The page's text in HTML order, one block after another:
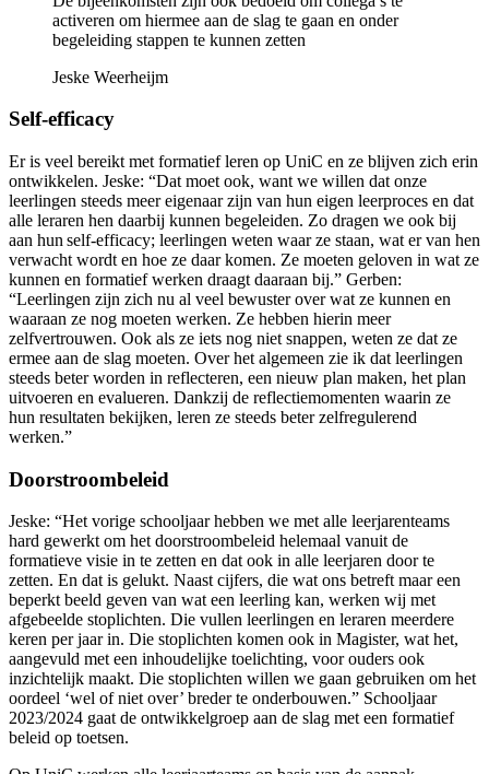
activeren om hiermee aan de slag te gaan en onder
begeleiding stappen te kunnen zetten
Jeske Weerheijm
Self-efficacy
Er is veel bereikt met formatief leren op UniC en ze blijven zich erin
ontwikkelen. Jeske: “Dat moet ook, want we willen dat onze
leerlingen steeds meer eigenaar zijn van hun eigen leerproces en dat
alle leraren hen daarbij kunnen begeleiden. Zo dragen we ook bij
aan hun self-efficacy; leerlingen weten waar ze staan, wat er van hen
verwacht wordt en hoe ze daar komen. Ze moeten geloven in wat ze
kunnen en formatief werken draagt daaraan bij.” Gerben:
“Leerlingen zijn zich nu al veel bewuster over wat ze kunnen en
waaraan ze nog moeten werken. Ze hebben hierin meer
zelfvertrouwen. Ook als ze iets nog niet snappen, weten ze dat ze
ermee aan de slag moeten. Over het algemeen zie ik dat leerlingen
steeds beter worden in reflecteren, een nieuw plan maken, het plan
uitvoeren en evalueren. Dankzij de reflectiemomenten waarin ze
hun resultaten bekijken, leren ze steeds beter zelfregulerend
werken.”
Doorstroombeleid
Jeske: “Het vorige schooljaar hebben we met alle leerjarenteams
hard gewerkt om het doorstroombeleid helemaal vanuit de
formatieve visie in te zetten en dat ook in alle leerjaren door te
zetten. En dat is gelukt. Naast cijfers, die wat ons betreft maar een
beperkt beeld geven van wat een leerling kan, werken wij met
afgebeelde stoplichten. Die vullen leerlingen en leraren meerdere
keren per jaar in. Die stoplichten komen ook in Magister, wat het,
aangevuld met een inhoudelijke toelichting, voor ouders ook
inzichtelijk maakt. Die stoplichten willen we gaan gebruiken om het
oordeel ‘wel of niet over’ breder te onderbouwen.” Schooljaar
2023/2024 gaat de ontwikkelgroep aan de slag met een formatief
beleid op toetsen.